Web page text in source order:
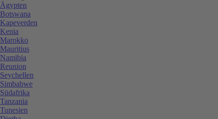
Ägypten
Botswana
Kapeverden
Kenia
Marokko
Mauritius
Namibia
Reunion
Seychellen
Simbabwe
Südafrika
Tanzania
Tunesien